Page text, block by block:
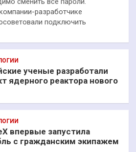
разработчике
подключить
ученые разработали
ядерного реактора нового
впервые запустила
с гражданским экипажем